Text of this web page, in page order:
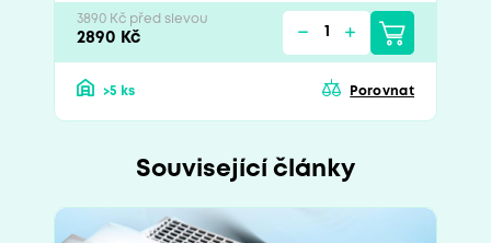
3890 Kč před slevou
2890 Kč
>5 ks Porovnat
Související články